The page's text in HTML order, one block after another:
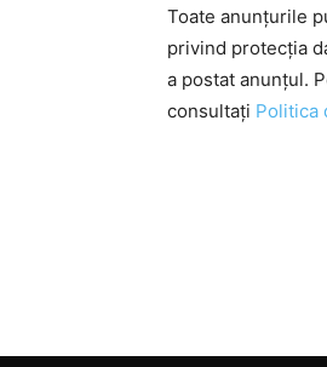
Toate anunțurile
privind protecția
a postat anunțul.
consultați Politica